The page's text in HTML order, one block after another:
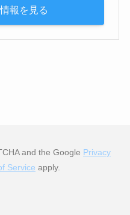
報を見る
and the Google Privacy
Service apply.